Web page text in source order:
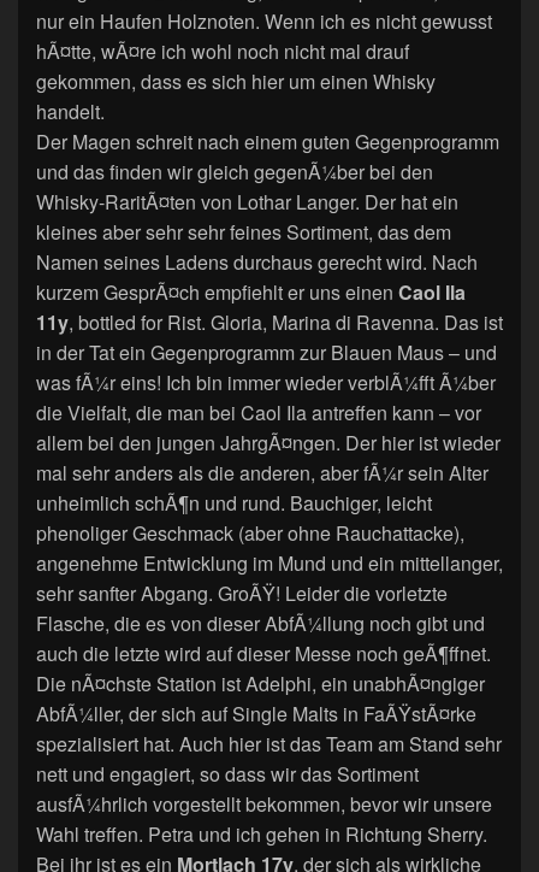
nur ein Haufen Holznoten. Wenn ich es nicht gewusst
hÃ¤tte, wÃ¤re ich wohl noch nicht mal drauf
gekommen, dass es sich hier um einen Whisky
handelt.
Der Magen schreit nach einem guten Gegenprogramm
und das finden wir gleich gegenÃ¼ber bei den
Whisky-RaritÃ¤ten von Lothar Langer. Der hat ein
kleines aber sehr sehr feines Sortiment, das dem
Namen seines Ladens durchaus gerecht wird. Nach
kurzem GesprÃ¤ch empfiehlt er uns einen Caol Ila
11y, bottled for Rist. Gloria, Marina di Ravenna. Das ist
in der Tat ein Gegenprogramm zur Blauen Maus – und
was fÃ¼r eins! Ich bin immer wieder verblÃ¼fft Ã¼ber
die Vielfalt, die man bei Caol Ila antreffen kann – vor
allem bei den jungen JahrgÃ¤ngen. Der hier ist wieder
mal sehr anders als die anderen, aber fÃ¼r sein Alter
unheimlich schÃ¶n und rund. Bauchiger, leicht
phenoliger Geschmack (aber ohne Rauchattacke),
angenehme Entwicklung im Mund und ein mittellanger,
sehr sanfter Abgang. GroÃŸ! Leider die vorletzte
Flasche, die es von dieser AbfÃ¼llung noch gibt und
auch die letzte wird auf dieser Messe noch geÃ¶ffnet.
Die nÃ¤chste Station ist Adelphi, ein unabhÃ¤ngiger
AbfÃ¼ller, der sich auf Single Malts in FaÃŸstÃ¤rke
spezialisiert hat. Auch hier ist das Team am Stand sehr
nett und engagiert, so dass wir das Sortiment
ausfÃ¼hrlich vorgestellt bekommen, bevor wir unsere
Wahl treffen. Petra und ich gehen in Richtung Sherry.
Bei ihr ist es ein Mortlach 17y, der sich als wirkliche